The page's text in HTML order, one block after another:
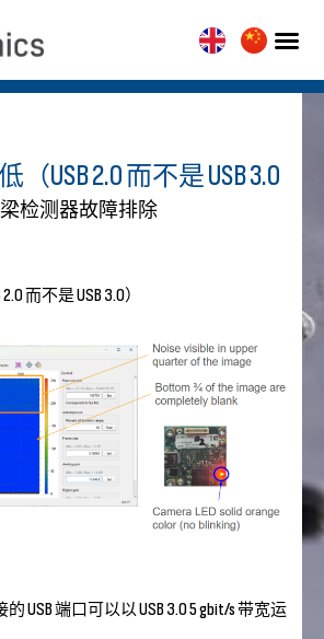
（USB 2.0 而不是 USB 3.0
梁检测器故障排除
而不是 USB 3.0）
USB 端口可以以 USB 3.0 5 gbit/s 带宽运